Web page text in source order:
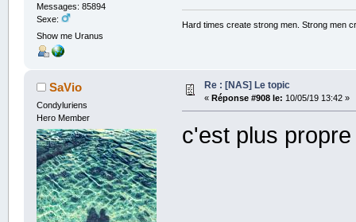
Messages: 85894
Sexe:
Show me Uranus
Hard times create strong men. Strong men
SaVio
Condyluriens
Hero Member
Re : [NAS] Le topic
« Réponse #908 le: 10/05/19 13:42 »
c'est plus